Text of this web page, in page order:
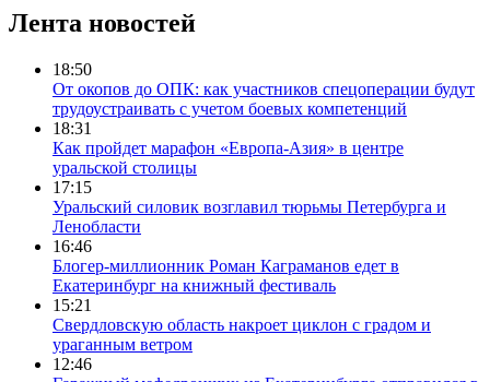
Лента новостей
18:50
От окопов до ОПК: как участников спецоперации будут
трудоустраивать с учетом боевых компетенций
18:31
Как пройдет марафон «Европа-Азия» в центре
уральской столицы
17:15
Уральский силовик возглавил тюрьмы Петербурга и
Ленобласти
16:46
Блогер-миллионник Роман Каграманов едет в
Екатеринбург на книжный фестиваль
15:21
Свердловскую область накроет циклон с градом и
ураганным ветром
12:46